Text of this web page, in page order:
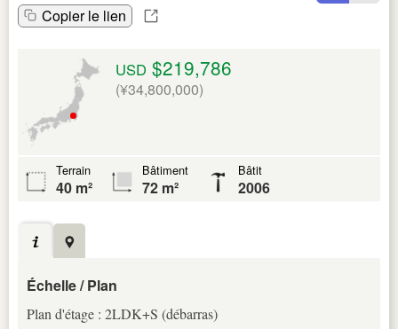
Copier le lien
USD $219,786
(¥34,800,000)
Terrain
40 m²
Bâtiment
72 m²
Bâtit
2006
Échelle / Plan
Plan d'étage : 2LDK+S (débarras)